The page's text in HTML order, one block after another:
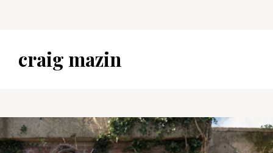
craig mazin